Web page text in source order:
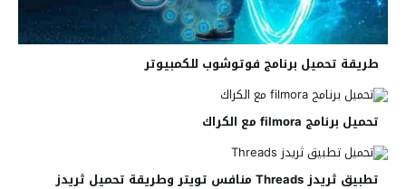
طريقة تحميل برنامج فوتوشوب للكمبيوتر
تحميل برنامج filmora مع الكراك
تطبيق ثريدز Threads منافس تويتر وطريقة تحميل ثريدز